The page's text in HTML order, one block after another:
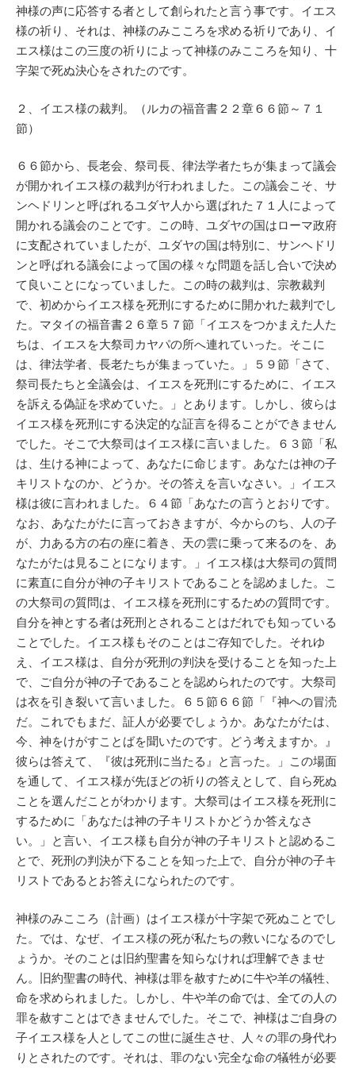
神様の声に応答する者として創られたと言う事です。イエス
様の祈り、それは、神様のみこころを求める祈りであり、イ
エス様はこの三度の祈りによって神様のみこころを知り、十
字架で死ぬ決心をされたのです。
２、イエス様の裁判。（ルカの福音書２２章６６節～７１
節）
６６節から、長老会、祭司長、律法学者たちが集まって議会
が開かれイエス様の裁判が行われました。この議会こそ、サ
ンヘドリンと呼ばれるユダヤ人から選ばれた７１人によって
開かれる議会のことです。この時、ユダヤの国はローマ政府
に支配されていましたが、ユダヤの国は特別に、サンヘドリ
ンと呼ばれる議会によって国の様々な問題を話し合いで決め
て良いことになっていました。この時の裁判は、宗教裁判
で、初めからイエス様を死刑にするために開かれた裁判でし
た。マタイの福音書２６章５７節「イエスをつかまえた人た
ちは、イエスを大祭司カヤパの所へ連れていった。そこに
は、律法学者、長老たちが集まっていた。」５９節「さて、
祭司長たちと全議会は、イエスを死刑にするために、イエス
を訴える偽証を求めていた。」とあります。しかし、彼らは
イエス様を死刑にする決定的な証言を得ることができません
でした。そこで大祭司はイエス様に言いました。６３節「私
は、生ける神によって、あなたに命じます。あなたは神の子
キリストなのか、どうか。その答えを言いなさい。」イエス
様は彼に言われました。６４節「あなたの言うとおりです。
なお、あなたがたに言っておきますが、今からのち、人の子
が、力ある方の右の座に着き、天の雲に乗って来るのを、あ
なたがたは見ることになります。」イエス様は大祭司の質問
に素直に自分が神の子キリストであることを認めました。こ
の大祭司の質問は、イエス様を死刑にするための質問です。
自分を神とする者は死刑とされることはだれでも知っている
ことでした。イエス様もそのことはご存知でした。それゆ
え、イエス様は、自分が死刑の判決を受けることを知った上
で、ご自分が神の子であることを認められたのです。大祭司
は衣を引き裂いて言いました。６５節６６節「『神への冒涜
だ。これでもまだ、証人が必要でしょうか。あなたがたは、
今、神をけがすことばを聞いたのです。どう考えますか。』
彼らは答えて、『彼は死刑に当たる』と言った。」この場面
を通して、イエス様が先ほどの祈りの答えとして、自ら死ぬ
ことを選んだことがわかります。大祭司はイエス様を死刑に
するために「あなたは神の子キリストかどうか答えなさ
い。」と言い、イエス様も自分が神の子キリストと認めるこ
とで、死刑の判決が下ることを知った上で、自分が神の子キ
リストであるとお答えになられたのです。
神様のみこころ（計画）はイエス様が十字架で死ぬことでし
た。では、なぜ、イエス様の死が私たちの救いになるのでし
ょうか。そのことは旧約聖書を知らなければ理解できませ
ん。旧約聖書の時代、神様は罪を赦すために牛や羊の犠牲、
命を求められました。しかし、牛や羊の命では、全ての人の
罪を赦すことはできませんでした。そこで、神様はご自身の
子イエス様を人としてこの世に誕生させ、人々の罪の身代わ
りとされたのです。それは、罪のない完全な命の犠牲が必要